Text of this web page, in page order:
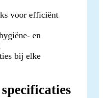
voor efficiënt
en
bij elke